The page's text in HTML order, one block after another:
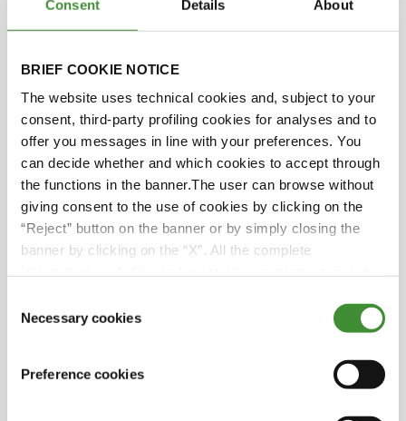
Consent Details About
BRIEF COOKIE NOTICE
The website uses technical cookies and, subject to your
consent, third-party profiling cookies for analyses and to
offer you messages in line with your preferences. You
can decide whether and which cookies to accept through
the functions in the banner.The user can browse without
giving consent to the use of cookies by clicking on the
“Reject” button on the banner or by simply closing the
banner by clicking on the “X”. All the complete
Selection
Necessary cookies
Preference cookies
Lo sapevi?
Herdade do Pigeiro ha aperto la strada a
sistemi di irrigazione innovativi, coprendo
quasi il 30% dei suoi terreni agricoli con
tecnologie all'avanguardia. Questi sistemi
l'utilizzo delle risorse.
Nella tumultuosa epoca della Seconda guerra
mondiale, Herdade do Pigeiro svolse un ruolo